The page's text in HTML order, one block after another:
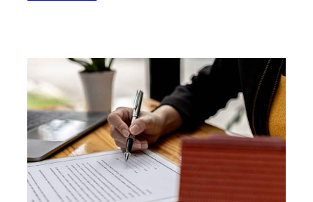
Guía
clara
para
entender
su
importancia
y
beneficios